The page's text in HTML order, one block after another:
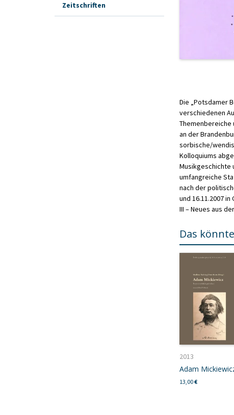
Die „Potsdamer
verschiedenen
Themenbereiche
an der
sorbische/
Kolloquiums
Musikgeschichte
umfangreiche
nach der
und 16.11.2007
III – Neues aus
Das
2013
Adam
13,00€
Zeitschriften